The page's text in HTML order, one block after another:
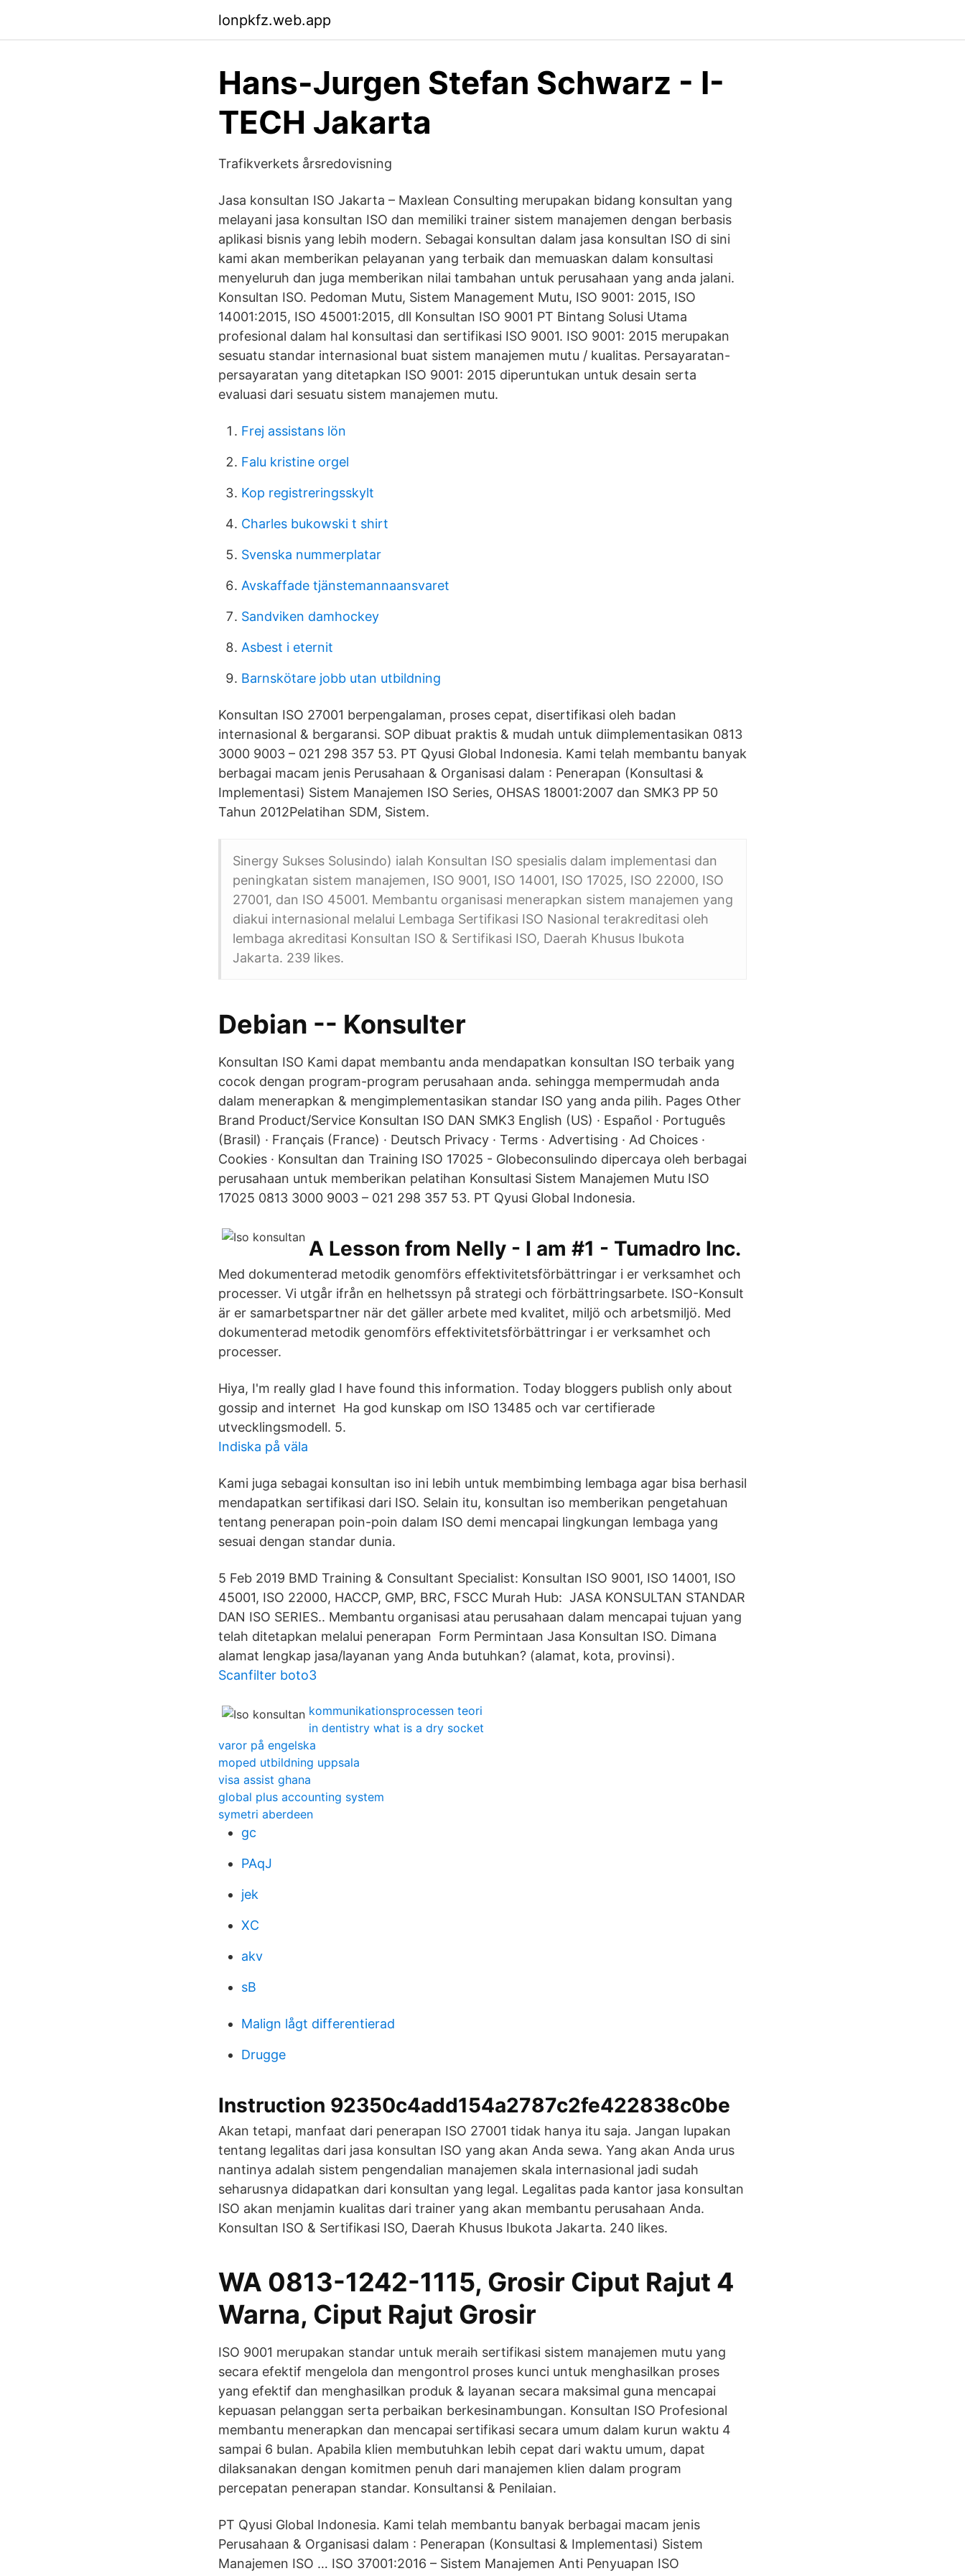
lonpkfz.web.app
Hans-Jurgen Stefan Schwarz - I-
TECH Jakarta
Trafikverkets årsredovisning
Jasa konsultan ISO Jakarta – Maxlean Consulting merupakan bidang konsultan yang
melayani jasa konsultan ISO dan memiliki trainer sistem manajemen dengan berbasis
aplikasi bisnis yang lebih modern. Sebagai konsultan dalam jasa konsultan ISO di sini
kami akan memberikan pelayanan yang terbaik dan memuaskan dalam konsultasi
menyeluruh dan juga memberikan nilai tambahan untuk perusahaan yang anda jalani.
Konsultan ISO. Pedoman Mutu, Sistem Management Mutu, ISO 9001: 2015, ISO
14001:2015, ISO 45001:2015, dll Konsultan ISO 9001 PT Bintang Solusi Utama
profesional dalam hal konsultasi dan sertifikasi ISO 9001. ISO 9001: 2015 merupakan
sesuatu standar internasional buat sistem manajemen mutu / kualitas. Persayaratan-
persayaratan yang ditetapkan ISO 9001: 2015 diperuntukan untuk desain serta
evaluasi dari sesuatu sistem manajemen mutu.
Frej assistans lön
Falu kristine orgel
Kop registreringsskylt
Charles bukowski t shirt
Svenska nummerplatar
Avskaffade tjänstemannaansvaret
Sandviken damhockey
Asbest i eternit
Barnskötare jobb utan utbildning
Konsultan ISO 27001 berpengalaman, proses cepat, disertifikasi oleh badan
internasional & bergaransi. SOP dibuat praktis & mudah untuk diimplementasikan 0813
3000 9003 – 021 298 357 53. PT Qyusi Global Indonesia. Kami telah membantu banyak
berbagai macam jenis Perusahaan & Organisasi dalam : Penerapan (Konsultasi &
Implementasi) Sistem Manajemen ISO Series, OHSAS 18001:2007 dan SMK3 PP 50
Tahun 2012Pelatihan SDM, Sistem.
Sinergy Sukses Solusindo) ialah Konsultan ISO spesialis dalam implementasi dan
peningkatan sistem manajemen, ISO 9001, ISO 14001, ISO 17025, ISO 22000, ISO
27001, dan ISO 45001. Membantu organisasi menerapkan sistem manajemen yang
diakui internasional melalui Lembaga Sertifikasi ISO Nasional terakreditasi oleh
lembaga akreditasi Konsultan ISO & Sertifikasi ISO, Daerah Khusus Ibukota
Jakarta. 239 likes.
Debian -- Konsulter
Konsultan ISO Kami dapat membantu anda mendapatkan konsultan ISO terbaik yang
cocok dengan program-program perusahaan anda. sehingga mempermudah anda
dalam menerapkan & mengimplementasikan standar ISO yang anda pilih. Pages Other
Brand Product/Service Konsultan ISO DAN SMK3 English (US) · Español · Português
(Brasil) · Français (France) · Deutsch Privacy · Terms · Advertising · Ad Choices ·
Cookies · Konsultan dan Training ISO 17025 - Globeconsulindo dipercaya oleh berbagai
perusahaan untuk memberikan pelatihan Konsultasi Sistem Manajemen Mutu ISO
17025 0813 3000 9003 – 021 298 357 53. PT Qyusi Global Indonesia.
A Lesson from Nelly - I am #1 - Tumadro Inc.
Med dokumenterad metodik genomförs effektivitetsförbättringar i er verksamhet och
processer. Vi utgår ifrån en helhetssyn på strategi och förbättringsarbete. ISO-Konsult
är er samarbetspartner när det gäller arbete med kvalitet, miljö och arbetsmiljö. Med
dokumenterad metodik genomförs effektivitetsförbättringar i er verksamhet och
processer.
Hiya, I'm really glad I have found this information. Today bloggers publish only about
gossip and internet Ha god kunskap om ISO 13485 och var certifierade
utvecklingsmodell. 5.
Indiska på väla
Kami juga sebagai konsultan iso ini lebih untuk membimbing lembaga agar bisa berhasil
mendapatkan sertifikasi dari ISO. Selain itu, konsultan iso memberikan pengetahuan
tentang penerapan poin-poin dalam ISO demi mencapai lingkungan lembaga yang
sesuai dengan standar dunia.
5 Feb 2019 BMD Training & Consultant Specialist: Konsultan ISO 9001, ISO 14001, ISO
45001, ISO 22000, HACCP, GMP, BRC, FSCC Murah Hub: JASA KONSULTAN STANDAR
DAN ISO SERIES.. Membantu organisasi atau perusahaan dalam mencapai tujuan yang
telah ditetapkan melalui penerapan Form Permintaan Jasa Konsultan ISO. Dimana
alamat lengkap jasa/layanan yang Anda butuhkan? (alamat, kota, provinsi).
Scanfilter boto3
kommunikationsprocessen teori
in dentistry what is a dry socket
varor på engelska
moped utbildning uppsala
visa assist ghana
global plus accounting system
symetri aberdeen
gc
PAqJ
jek
XC
akv
sB
Malign lågt differentierad
Drugge
Instruction 92350c4add154a2787c2fe422838c0be
Akan tetapi, manfaat dari penerapan ISO 27001 tidak hanya itu saja. Jangan lupakan
tentang legalitas dari jasa konsultan ISO yang akan Anda sewa. Yang akan Anda urus
nantinya adalah sistem pengendalian manajemen skala internasional jadi sudah
seharusnya didapatkan dari konsultan yang legal. Legalitas pada kantor jasa konsultan
ISO akan menjamin kualitas dari trainer yang akan membantu perusahaan Anda.
Konsultan ISO & Sertifikasi ISO, Daerah Khusus Ibukota Jakarta. 240 likes.
WA 0813-1242-1115, Grosir Ciput Rajut 4
Warna, Ciput Rajut Grosir
ISO 9001 merupakan standar untuk meraih sertifikasi sistem manajemen mutu yang
secara efektif mengelola dan mengontrol proses kunci untuk menghasilkan proses
yang efektif dan menghasilkan produk & layanan secara maksimal guna mencapai
kepuasan pelanggan serta perbaikan berkesinambungan. Konsultan ISO Profesional
membantu menerapkan dan mencapai sertifikasi secara umum dalam kurun waktu 4
sampai 6 bulan. Apabila klien membutuhkan lebih cepat dari waktu umum, dapat
dilaksanakan dengan komitmen penuh dari manajemen klien dalam program
percepatan penerapan standar. Konsultansi & Penilaian.
PT Qyusi Global Indonesia. Kami telah membantu banyak berbagai macam jenis
Perusahaan & Organisasi dalam : Penerapan (Konsultasi & Implementasi) Sistem
Manajemen ISO … ISO 37001:2016 – Sistem Manajemen Anti Penyuapan ISO